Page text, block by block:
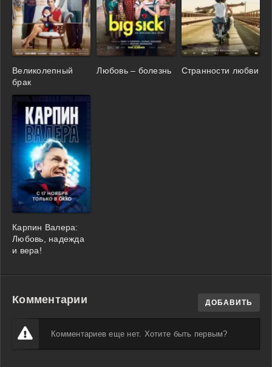
Великолепный
брак
Любовь – болезнь Странности любви
Карпин Валера:
Любовь, надежда
и вера!
Комментарии ДОБАВИТЬ
Комментариев еще нет. Хотите быть первым?